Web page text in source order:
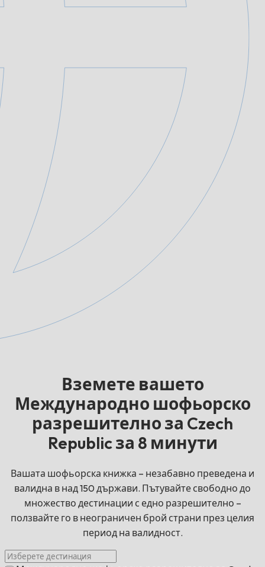
Вземете вашето
Международно шофьорско
разрешително за Czech
Republic за 8 минути
Вашата шофьорска книжка – незабавно преведена и
валидна в над 150 държави. Пътувайте свободно до
множество дестинации с едно разрешително –
ползвайте го в неограничен брой страни през целия
период на валидност.